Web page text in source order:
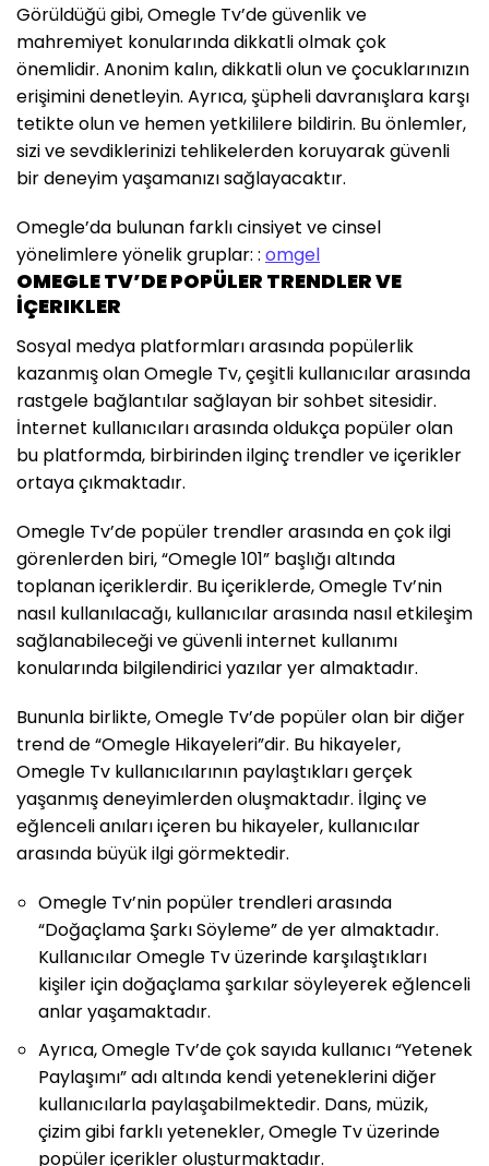
Görüldüğü gibi, Omegle Tv’de güvenlik ve
mahremiyet konularında dikkatli olmak çok
önemlidir. Anonim kalın, dikkatli olun ve çocuklarınızın
erişimini denetleyin. Ayrıca, şüpheli davranışlara karşı
tetikte olun ve hemen yetkililere bildirin. Bu önlemler,
sizi ve sevdiklerinizi tehlikelerden koruyarak güvenli
bir deneyim yaşamanızı sağlayacaktır.
Omegle’da bulunan farklı cinsiyet ve cinsel
yönelimlere yönelik gruplar: : omgel
OMEGLE TV’DE POPÜLER TRENDLER VE
İÇERIKLER
Sosyal medya platformları arasında popülerlik
kazanmış olan Omegle Tv, çeşitli kullanıcılar arasında
rastgele bağlantılar sağlayan bir sohbet sitesidir.
İnternet kullanıcıları arasında oldukça popüler olan
bu platformda, birbirinden ilginç trendler ve içerikler
ortaya çıkmaktadır.
Omegle Tv’de popüler trendler arasında en çok ilgi
görenlerden biri, “Omegle 101” başlığı altında
toplanan içeriklerdir. Bu içeriklerde, Omegle Tv’nin
nasıl kullanılacağı, kullanıcılar arasında nasıl etkileşim
sağlanabileceği ve güvenli internet kullanımı
konularında bilgilendirici yazılar yer almaktadır.
Bununla birlikte, Omegle Tv’de popüler olan bir diğer
trend de “Omegle Hikayeleri”dir. Bu hikayeler,
Omegle Tv kullanıcılarının paylaştıkları gerçek
yaşanmış deneyimlerden oluşmaktadır. İlginç ve
eğlenceli anıları içeren bu hikayeler, kullanıcılar
arasında büyük ilgi görmektedir.
Omegle Tv’nin popüler trendleri arasında
“Doğaçlama Şarkı Söyleme” de yer almaktadır.
Kullanıcılar Omegle Tv üzerinde karşılaştıkları
kişiler için doğaçlama şarkılar söyleyerek eğlenceli
anlar yaşamaktadır.
Ayrıca, Omegle Tv’de çok sayıda kullanıcı “Yetenek
Paylaşımı” adı altında kendi yeteneklerini diğer
kullanıcılarla paylaşabilmektedir. Dans, müzik,
çizim gibi farklı yetenekler, Omegle Tv üzerinde
popüler içerikler oluşturmaktadır.